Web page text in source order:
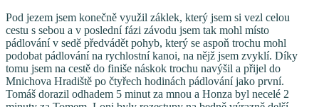
Pod jezem jsem konečně využil záklek, který jsem si vezl celou
cestu s sebou a v poslední fázi závodu jsem tak mohl místo
pádlování v sedě předvádět pohyb, který se aspoň trochu mohl
podobat pádlování na rychlostní kanoi, na nějž jsem zvyklí. Díky
tomu jsem na cestě do finiše náskok trochu navýšil a přijel do
Mnichova Hradiště po čtyřech hodinách pádlování jako první.
Tomáš dorazil odhadem 5 minut za mnou a Honza byl necelé 2